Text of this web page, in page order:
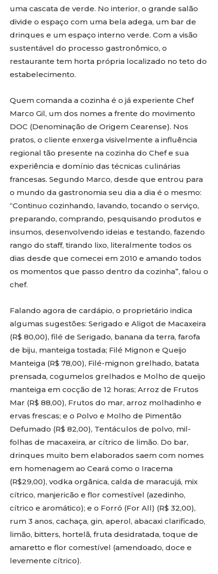
uma cascata de verde. No interior, o grande salão
divide o espaço com uma bela adega, um bar de
drinques e um espaço interno verde. Com a visão
sustentável do processo gastronômico, o
restaurante tem horta própria localizado no teto do
estabelecimento.
Quem comanda a cozinha é o já experiente Chef
Marco Gil, um dos nomes a frente do movimento
DOC (Denominação de Origem Cearense). Nos
pratos, o cliente enxerga visivelmente a influência
regional tão presente na cozinha do Chef e sua
experiência e domínio das técnicas culinárias
francesas. Segundo Marco, desde que entrou para
o mundo da gastronomia seu dia a dia é o mesmo:
“Continuo cozinhando, lavando, tocando o serviço,
preparando, comprando, pesquisando produtos e
insumos, desenvolvendo ideias e testando, fazendo
rango do staff, tirando lixo, literalmente todos os
dias desde que comecei em 2010 e amando todos
os momentos que passo dentro da cozinha”, falou o
chef.
Falando agora de cardápio, o proprietário indica
algumas sugestões: Serigado e Aligot de Macaxeira
(R$ 80,00), filé de Serigado, banana da terra, farofa
de biju, manteiga tostada; Filé Mignon e Queijo
Manteiga (R$ 78,00), Filé-mignon grelhado, batata
prensada, cogumelos grelhados e Molho de queijo
manteiga em cocção de 12 horas; Arroz de Frutos
Mar (R$ 88,00), Frutos do mar, arroz molhadinho e
ervas frescas; e o Polvo e Molho de Pimentão
Defumado (R$ 82,00), Tentáculos de polvo, mil-
folhas de macaxeira, ar cítrico de limão. Do bar,
drinques muito bem elaborados saem com nomes
em homenagem ao Ceará como o Iracema
(R$29,00), vodka orgânica, calda de maracujá, mix
cítrico, manjericão e flor comestível (azedinho,
cítrico e aromático); e o Forró (For All) (R$ 32,00),
rum 3 anos, cachaça, gin, aperol, abacaxi clarificado,
limão, bitters, hortelã, fruta desidratada, toque de
amaretto e flor comestível (amendoado, doce e
levemente cítrico).